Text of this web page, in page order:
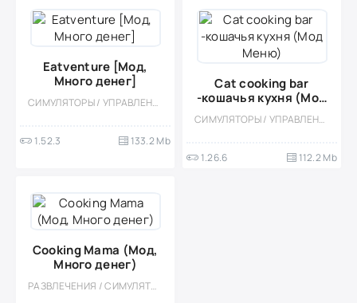
Eatventure [Мод,
Много денег]
СИМУЛЯТОРЫ / УПРАВЛЕНИЕ / КАЗУАЛЬНЫЕ / ОДНОПОЛЬЗОВАТЕЛЬСКИЕ / СТИЛИЗАЦИЯ / ОФЛАЙН / МОД
1.52.3 133.2 Mb
Cat cooking bar
-кошачья кухня (Мод
Меню)
СИМУЛЯТОРЫ / УПРАВЛЕНИЕ / КАЗУАЛЬНЫЕ / ПО МУЛЬТФИЛЬМАМ / ОДНОПОЛЬЗОВАТЕЛЬСКИЕ / СТИЛИЗАЦИЯ / ОФЛАЙН / МОД / ВСТРОЕННЫЙ КЕШ / ДЕВОЧКАМ / КУЛИНАРНАЯ
1.26.6 112.2 Mb
Cooking Mama (Мод,
Много денег)
РАЗВЛЕЧЕНИЯ / СИМУЛЯТОРЫ / УПРАВЛЕНИЕ / КУЛИНАРНАЯ / ОДНОПОЛЬЗОВАТЕЛЬСКИЕ / ОФЛАЙН / СТИЛИЗАЦИЯ / ПО МУЛЬТФИЛЬМАМ / ДЛЯ ДЕТЕЙ / МОД / КАЗУАЛЬНЫЕ / МАЛЕНЬКАЯ / ДЕВОЧКАМ